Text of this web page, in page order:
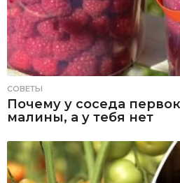
СОВЕТЫ
Почему у соседа
малины, а у тебя нет